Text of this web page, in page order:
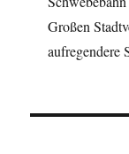
Großen
aufregendere